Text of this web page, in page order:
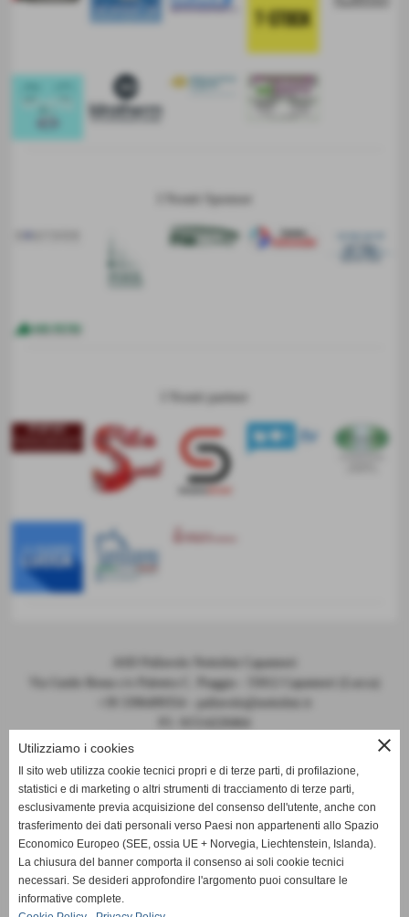
I Nostri Sponsor
I Nostri partner
ASD Pallavolo Nottolini Capannori
Via Guido Rossa c/o Palestra C. Piaggia - 55012 Capannori (Lucca)
Codice FIPAV 10.050.0086 - N° registro CONI 7225
DOCUMENTI 2024-2025
close
Utilizziamo i cookies
Il sito web utilizza cookie tecnici propri e di terze parti, di profilazione,
statistici e di marketing o altri strumenti di tracciamento di terze parti,
esclusivamente previa acquisizione del consenso dell'utente, anche con
trasferimento dei dati personali verso Paesi non appartenenti allo Spazio
Economico Europeo (SEE, ossia UE + Norvegia, Liechtenstein, Islanda).
La chiusura del banner comporta il consenso ai soli cookie tecnici
necessari. Se desideri approfondire l'argomento puoi consultare le
informative complete.